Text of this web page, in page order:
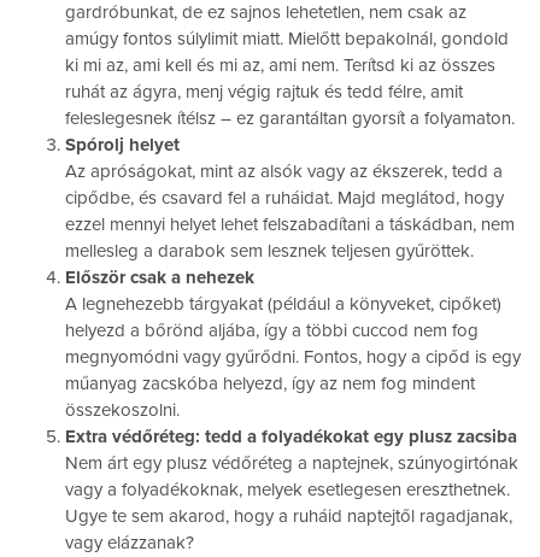
gardróbunkat, de ez sajnos lehetetlen, nem csak az
amúgy fontos súlylimit miatt. Mielőtt bepakolnál, gondold
ki mi az, ami kell és mi az, ami nem. Terítsd ki az összes
ruhát az ágyra, menj végig rajtuk és tedd félre, amit
feleslegesnek ítélsz – ez garantáltan gyorsít a folyamaton.
Spórolj helyet
Az apróságokat, mint az alsók vagy az ékszerek, tedd a
cipődbe, és csavard fel a ruháidat. Majd meglátod, hogy
ezzel mennyi helyet lehet felszabadítani a táskádban, nem
mellesleg a darabok sem lesznek teljesen gyűröttek.
Először csak a nehezek
A legnehezebb tárgyakat (például a könyveket, cipőket)
helyezd a bőrönd aljába, így a többi cuccod nem fog
megnyomódni vagy gyűrődni. Fontos, hogy a cipőd is egy
műanyag zacskóba helyezd, így az nem fog mindent
összekoszolni.
Extra védőréteg: tedd a folyadékokat egy plusz zacsiba
Nem árt egy plusz védőréteg a naptejnek, szúnyogirtónak
vagy a folyadékoknak, melyek esetlegesen ereszthetnek.
Ugye te sem akarod, hogy a ruháid naptejtől ragadjanak,
vagy elázzanak?